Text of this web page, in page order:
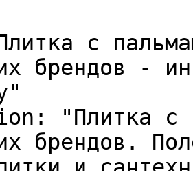
с
брендов -
"Плитка с
брендов.